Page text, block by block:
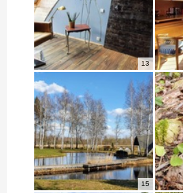
13
15